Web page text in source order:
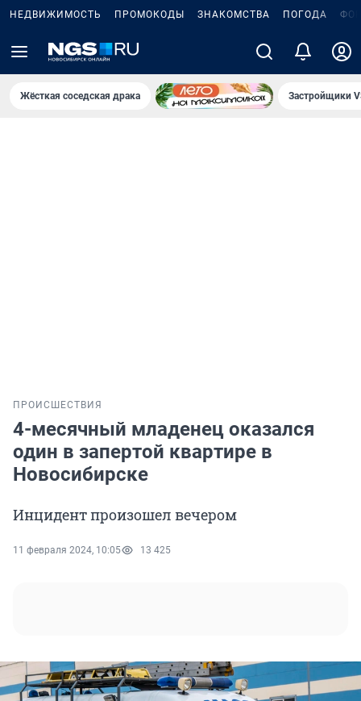
НЕДВИЖИМОСТЬ ПРОМОКОДЫ ЗНАКОМСТВА ПОГОДА
Жёсткая соседская драка Застройщики
ПРОИСШЕСТВИЯ
4-месячный младенец оказался
один в запертой квартире в
Новосибирске
Инцидент произошел вечером
11 февраля 2024, 10:05 13 425